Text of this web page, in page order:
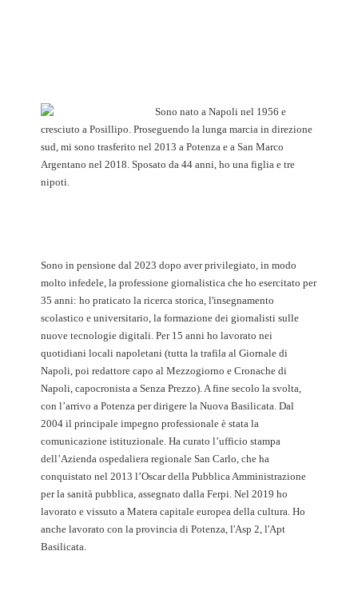
Sono nato a Napoli nel 1956 e
cresciuto a Posillipo. Proseguendo la lunga marcia in direzione
sud, mi sono trasferito nel 2013 a Potenza e a San Marco
Argentano nel 2018. Sposato da 44 anni, ho una figlia e tre
nipoti.
Sono in pensione dal 2023 dopo aver privilegiato, in modo
molto infedele, la professione giornalistica che ho esercitato per
35 anni: ho praticato la ricerca storica, l'insegnamento
scolastico e universitario, la formazione dei giornalisti sulle
nuove tecnologie digitali. Per 15 anni ho lavorato nei
quotidiani locali napoletani (tutta la trafila al Giornale di
Napoli, poi redattore capo al Mezzogiorno e Cronache di
Napoli, capocronista a Senza Prezzo). A fine secolo la svolta,
con l’arrivo a Potenza per dirigere la Nuova Basilicata. Dal
2004 il principale impegno professionale è stata la
comunicazione istituzionale. Ha curato l’ufficio stampa
dell’Azienda ospedaliera regionale San Carlo, che ha
conquistato nel 2013 l’Oscar della Pubblica Amministrazione
per la sanità pubblica, assegnato dalla Ferpi. Nel 2019 ho
lavorato e vissuto a Matera capitale europea della cultura. Ho
anche lavorato con la provincia di Potenza, l'Asp 2, l'Apt
Basilicata.